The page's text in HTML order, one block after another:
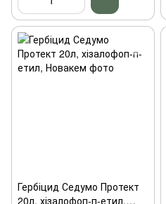
Гербіцид Седумо Протект
20л, хізалофоп-п-етил,